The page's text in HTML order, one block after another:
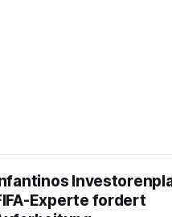
Experte fordert